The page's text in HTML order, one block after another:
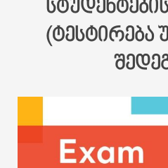
ᲑᲘᲑᲚᲘᲝᲗᲔᲙᲐ
ᲡᲢᲣᲓᲔᲜᲢᲣᲠᲘ ᲪᲮᲝᲕᲠᲔᲑᲐ
(ტესტირება